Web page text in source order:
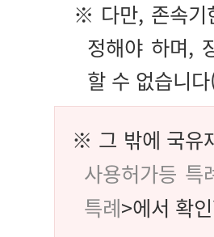
※ 다만, 존속기
정해야 하며,
할 수 없습니
※ 그 밖에 국유
사용허가등 특
특례>에서 확